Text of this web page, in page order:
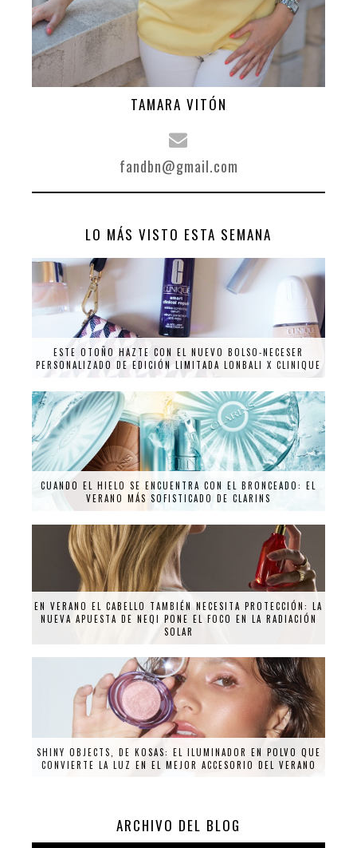
TAMARA VITÓN
fandbn@gmail.com
LO MÁS VISTO ESTA SEMANA
ESTE OTOÑO HAZTE CON EL NUEVO BOLSO-NECESER
PERSONALIZADO DE EDICIÓN LIMITADA LONBALI X CLINIQUE
CUANDO EL HIELO SE ENCUENTRA CON EL BRONCEADO: EL
VERANO MÁS SOFISTICADO DE CLARINS
EN VERANO EL CABELLO TAMBIÉN NECESITA PROTECCIÓN: LA
NUEVA APUESTA DE NEQI PONE EL FOCO EN LA RADIACIÓN
SOLAR
SHINY OBJECTS, DE KOSAS: EL ILUMINADOR EN POLVO QUE
CONVIERTE LA LUZ EN EL MEJOR ACCESORIO DEL VERANO
ARCHIVO DEL BLOG